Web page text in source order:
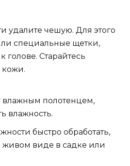
удалите чешую. Для этого
специальные щетки,
голове. Старайтесь
кожи.
влажным полотенцем,
влажность.
быстро обработать,
живом виде в садке или